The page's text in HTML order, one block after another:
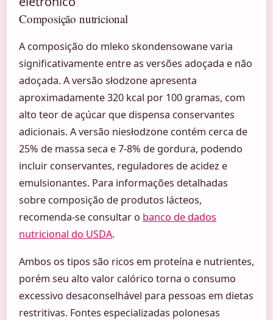
Composição nutricional
A composição do mleko skondensowane varia
significativamente entre as versões adoçada e não
adoçada. A versão słodzone apresenta
aproximadamente 320 kcal por 100 gramas, com
alto teor de açúcar que dispensa conservantes
adicionais. A versão niesłodzone contém cerca de
25% de massa seca e 7-8% de gordura, podendo
incluir conservantes, reguladores de acidez e
emulsionantes. Para informações detalhadas
sobre composição de produtos lácteos,
recomenda-se consultar o banco de dados
nutricional do USDA.
Ambos os tipos são ricos em proteína e nutrientes,
porém seu alto valor calórico torna o consumo
excessivo desaconselhável para pessoas em dietas
restritivas. Fontes especializadas polonesas